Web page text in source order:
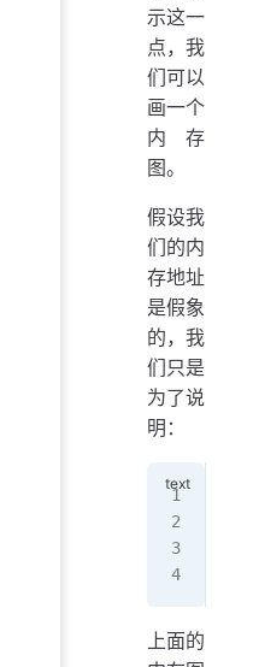
示这一
点，我
们可以
画一个
内存
图。
假设我
们的内
存地址
是假象
的，我
们只是
为了说
明：
上面的